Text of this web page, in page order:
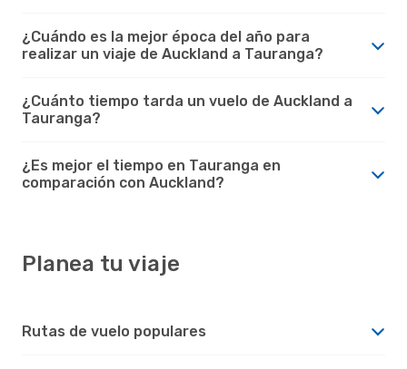
¿Cuándo es la mejor época del año para
realizar un viaje de Auckland a Tauranga?
¿Cuánto tiempo tarda un vuelo de Auckland a
Tauranga?
¿Es mejor el tiempo en Tauranga en
comparación con Auckland?
Planea tu viaje
Rutas de vuelo populares